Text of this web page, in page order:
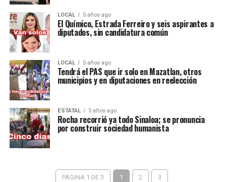
LOCAL 5 años ago
El Químico, Estrada Ferreiro y seis aspirantes a
diputados, sin candidatura común
LOCAL 5 años ago
Tendrá el PAS que ir solo en Mazatlan, otros
municipios y en diputaciones en reelección
ESTATAL 5 años ago
Rocha recorrió ya todo Sinaloa; se pronuncia
por construir sociedad humanista
PAGINA 1 DE 3 1 2 3